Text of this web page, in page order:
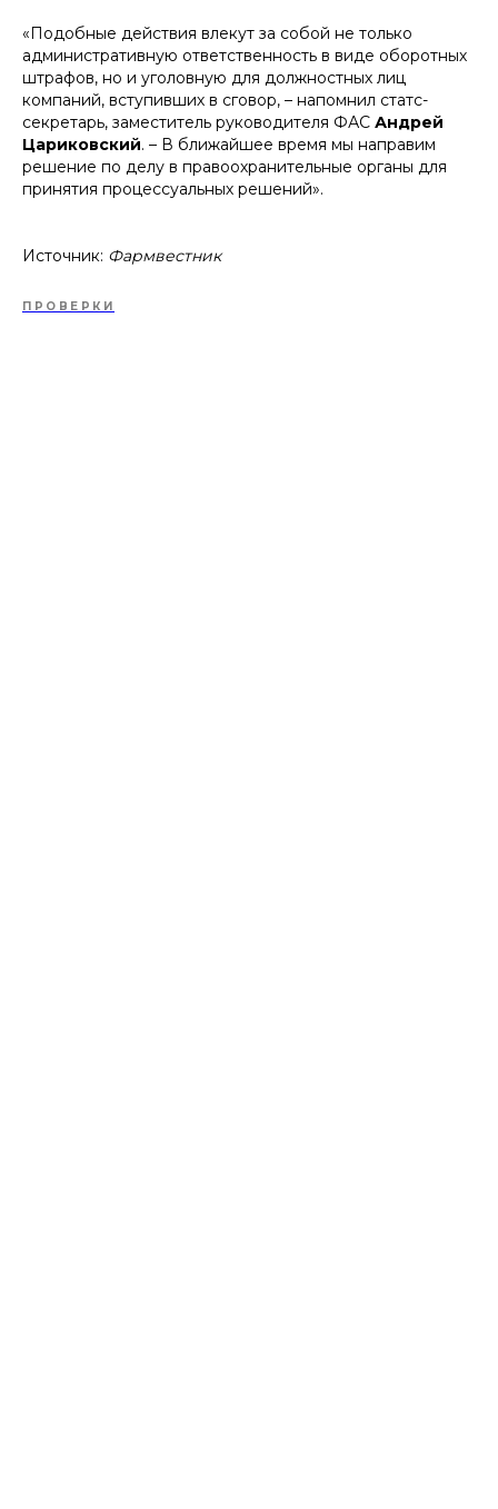
«Подобные действия влекут за собой не только
административную ответственность в виде оборотных
штрафов, но и уголовную для должностных лиц
компаний, вступивших в сговор, – напомнил статс-
секретарь, заместитель руководителя ФАС Андрей
Цариковский. – В ближайшее время мы направим
решение по делу в правоохранительные органы для
принятия процессуальных решений».
Источник: Фармвестник
ПРОВЕРКИ